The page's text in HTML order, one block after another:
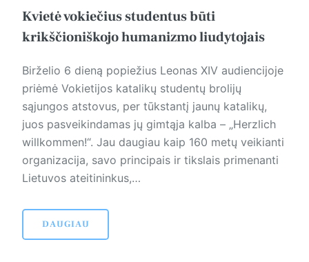
Kvietė vokiečius studentus būti
krikščioniškojo humanizmo liudytojais
Birželio 6 dieną popiežius Leonas XIV audiencijoje
priėmė Vokietijos katalikų studentų brolijų
sąjungos atstovus, per tūkstantį jaunų katalikų,
juos pasveikindamas jų gimtąja kalba – „Herzlich
willkommen!“. Jau daugiau kaip 160 metų veikianti
organizacija, savo principais ir tikslais primenanti
Lietuvos ateitininkus,…
DAUGIAU